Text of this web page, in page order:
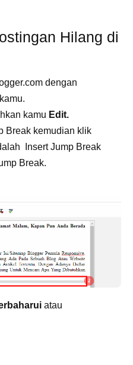
Hilang di
dengan
kamu Edit.
Break kemudian klik
Insert Jump Break
Break.
atau